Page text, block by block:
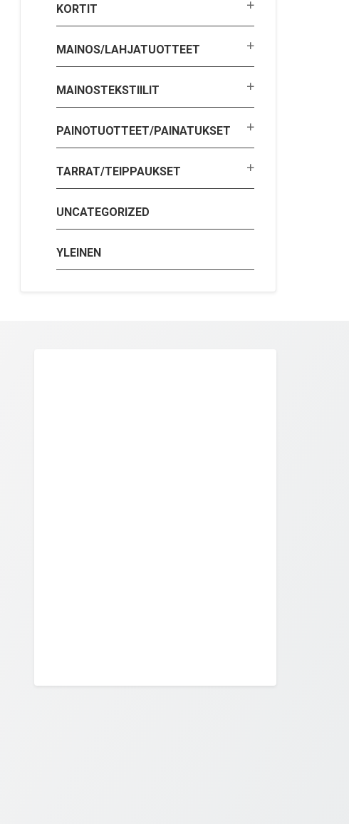
KORTIT
MAINOS/LAHJATUOTTEET
MAINOSTEKSTIILIT
PAINOTUOTTEET/PAINATUKSET
TARRAT/TEIPPAUKSET
UNCATEGORIZED
YLEINEN